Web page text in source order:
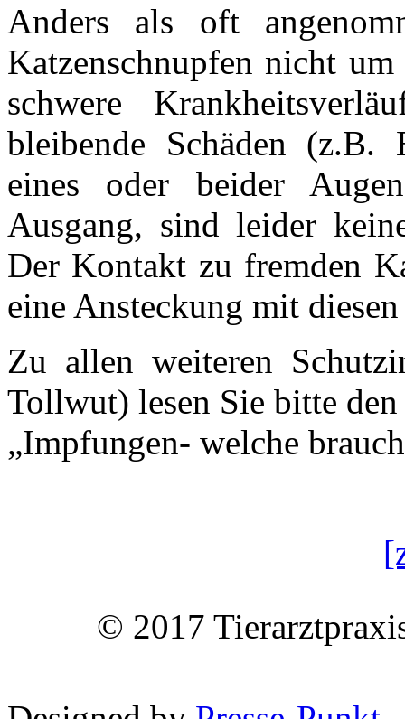
Anders als oft
Katzenschnupfen nicht
schwere
bleibende Schäden
eines oder beider
Ausgang, sind leider
Der Kontakt zu fremden
eine Ansteckung mit
Zu allen weiteren
Tollwut) lesen Sie bitte
„Impfungen- welche
© 2017